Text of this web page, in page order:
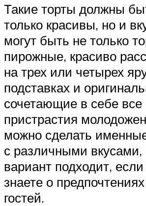
Такие торты должны
только красивы, но и
могут быть не только
пирожные, красиво
на трех или четырех
подставках и
сочетающие в себе все
пристрастия
можно сделать
с различными вкусами,
вариант подходит,
знаете о
гостей.